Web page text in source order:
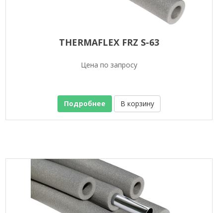
THERMAFLEX FRZ S-63
Цена по запросу
Подробнее В корзину